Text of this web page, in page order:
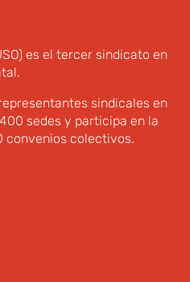
es el tercer sindicato en
sindicales en
sedes y participa en la
convenios colectivos.